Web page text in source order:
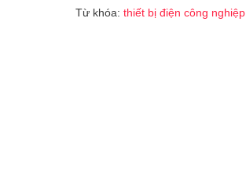
Từ khóa: thiết bị điện công nghiệp